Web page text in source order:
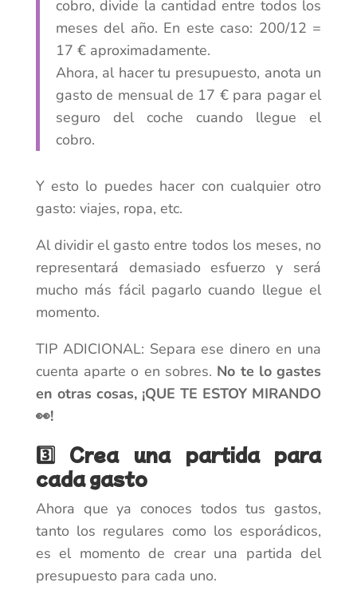
cobro, divide la cantidad entre todos los
meses del año. En este caso: 200/12 =
17 € aproximadamente.
Ahora, al hacer tu presupuesto, anota un
gasto de mensual de 17 € para pagar el
seguro del coche cuando llegue el
cobro.
Y esto lo puedes hacer con cualquier otro
gasto: viajes, ropa, etc.
Al dividir el gasto entre todos los meses, no
representará demasiado esfuerzo y será
mucho más fácil pagarlo cuando llegue el
momento.
TIP ADICIONAL: Separa ese dinero en una
cuenta aparte o en sobres. No te lo gastes
en otras cosas, ¡QUE TE ESTOY MIRANDO
👀!
3️⃣ Crea una partida para
cada gasto
Ahora que ya conoces todos tus gastos,
tanto los regulares como los esporádicos,
es el momento de crear una partida del
presupuesto para cada uno.